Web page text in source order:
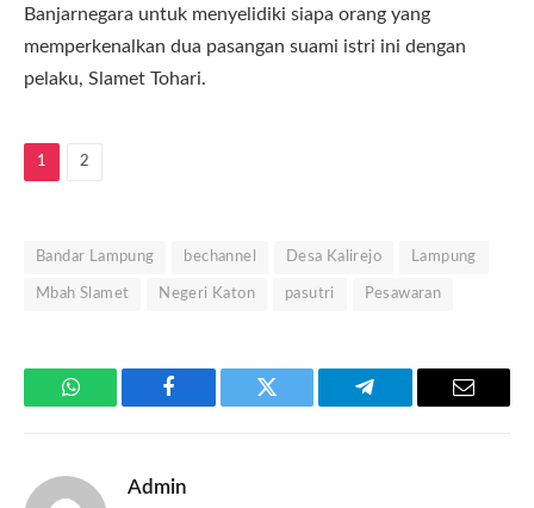
Banjarnegara untuk menyelidiki siapa orang yang
memperkenalkan dua pasangan suami istri ini dengan
pelaku, Slamet Tohari.
1 2
Bandar Lampung bechannel Desa Kalirejo Lampung
Mbah Slamet Negeri Katon pasutri Pesawaran
WhatsApp Facebook Twitter Telegram Email
Admin